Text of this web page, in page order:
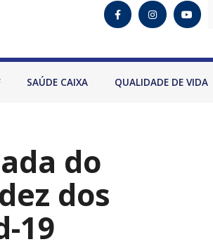
SAÚDE CAIXA QUALIDADE DE VIDA
do
dos
19